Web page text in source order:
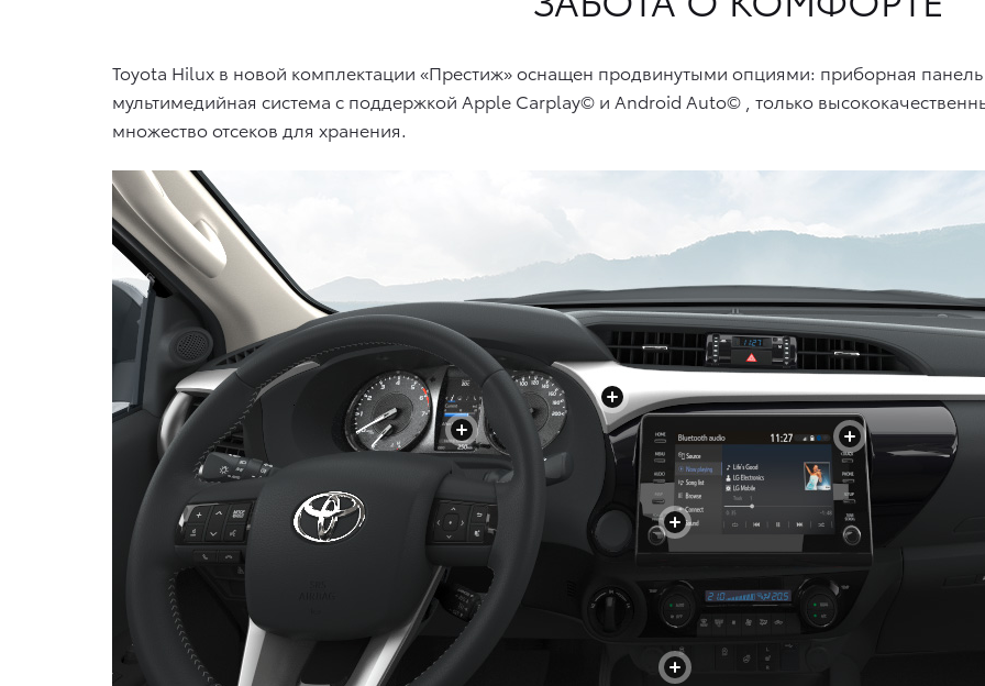
Toyota Hilux в новой комплектации «Престиж» оснащен продвинутыми опциями: приборная
мультимедийная система с поддержкой Apple Carplay© и Android Auto© , только
множество отсеков для хранения.
+
+
+
+
+